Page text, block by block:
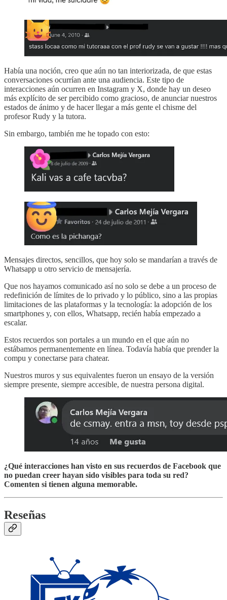
Había una noción, creo que aún no tan interiorizada, de que estas
conversaciones ocurrían ante una audiencia. Este tipo de
interacciones aún ocurren en Instagram y X, donde hay un deseo
más explícito de ser percibido como gracioso, de anunciar nuestros
estados de ánimo y de hacer llegar a más gente el chisme del
profesor Rudy y la tutora.
Sin embargo, también me he topado con esto:
Mensajes directos, sencillos, que hoy solo se mandarían a través de
Whatsapp u otro servicio de mensajería.
Que nos hayamos comunicado así no solo se debe a un proceso de
redefinición de límites de lo privado y lo público, sino a las propias
limitaciones de las plataformas y la tecnología: la adopción de los
smartphones y, con ellos, Whatsapp, recién había empezado a
escalar.
Estos recuerdos son portales a un mundo en el que aún no
estábamos permanentemente en línea. Todavía había que prender la
compu y conectarse para chatear.
Nuestros muros y sus equivalentes fueron un ensayo de la versión
siempre presente, siempre accesible, de nuestra persona digital.
¿Qué interacciones han visto en sus recuerdos de Facebook que
no puedan creer hayan sido visibles para toda su red?
Comenten si tienen alguna memorable.
Reseñas